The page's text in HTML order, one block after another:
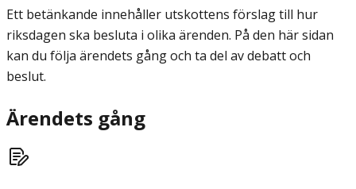
Ett betänkande innehåller utskottens förslag till hur
riksdagen ska besluta i olika ärenden. På den här sidan
kan du följa ärendets gång och ta del av debatt och
beslut.
Ärendets gång